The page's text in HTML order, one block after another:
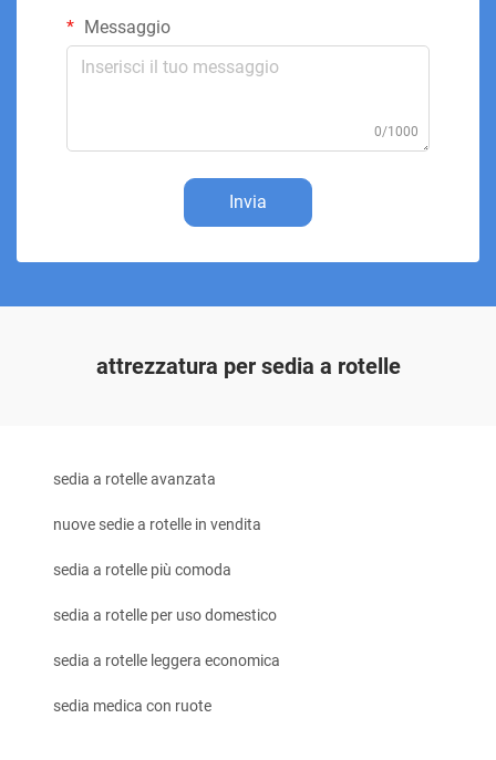
Messaggio
0/1000
Invia
attrezzatura per sedia a rotelle
sedia a rotelle avanzata
nuove sedie a rotelle in vendita
sedia a rotelle più comoda
sedia a rotelle per uso domestico
sedia a rotelle leggera economica
sedia medica con ruote